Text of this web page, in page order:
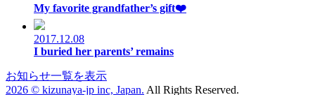
My favorite grandfather’s gift❤️
2017.12.08
I buried her parents’ remains
お知らせ一覧を表示
2026 © kizunaya-jp inc, Japan. All Rights Reserved.